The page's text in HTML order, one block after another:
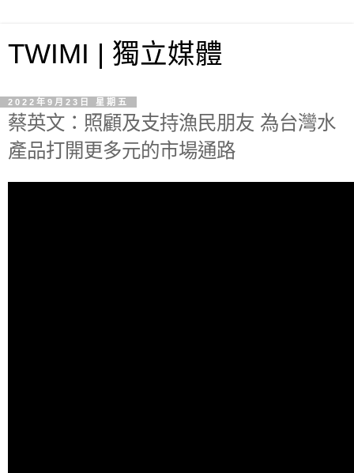
TWIMI | 獨立媒體
2022年9月23日 星期五
蔡英文：照顧及支持漁民朋友 為台灣水
產品打開更多元的市場通路